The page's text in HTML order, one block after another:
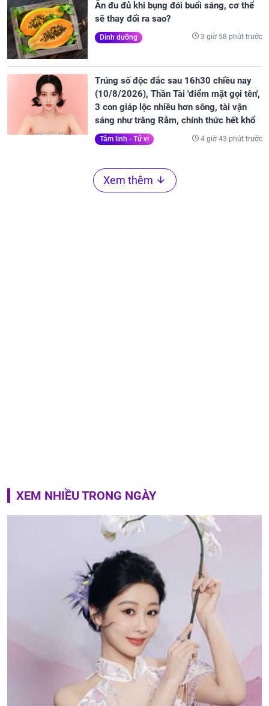
Ăn đu đủ khi bụng đói buổi sáng, cơ thể
sẽ thay đổi ra sao?
Dinh dưỡng 3 giờ 58 phút trước
Trúng số độc đắc sau 16h30 chiều nay
(10/8/2026), Thần Tài 'điểm mặt gọi tên',
3 con giáp lộc nhiều hơn sông, tài vận
sáng như trăng Rằm, chính thức hết khổ
Tâm linh - Tử vi 4 giờ 43 phút trước
Xem thêm
XEM NHIỀU TRONG NGÀY